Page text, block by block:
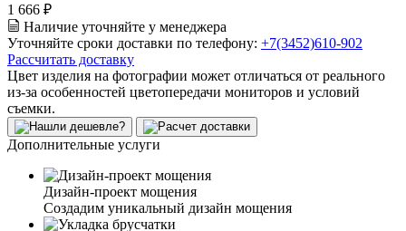
1 666 ₽
Наличие уточняйте у менеджера
Уточняйте сроки доставки по телефону: +7(3452)610-902
Рассчитать доставку
Цвет изделия на фотографии может отличаться от реального
из-за особенностей цветопередачи мониторов и условий
съемки.
Дополнительные услуги
Дизайн-проект мощения
Создадим уникальный дизайн мощения